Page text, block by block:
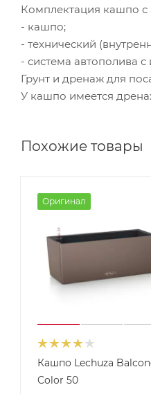
Комплектация кашпо с
- кашпо;
- технический
- система автополива
Грунт и дренаж для
У кашпо имеется
Похожие товары
Оригинал
Кашпо Lechuza
Color 50